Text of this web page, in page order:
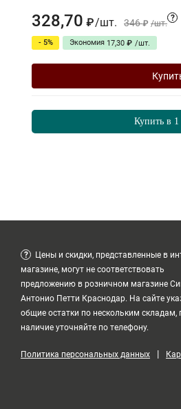
328,70 ₽/шт. 346 ₽ /шт.
?
- 5% Экономия 17,30 ₽ /шт.
Купить в
?
Цены и скидки, представленные в
магазине, могут не соответствовать
предложению в розничном магазине
Антонио Петти Краснодар. На сайте
общие остатки по нескольким складам,
наличие уточняйте по телефону.
Политика персональных данных |